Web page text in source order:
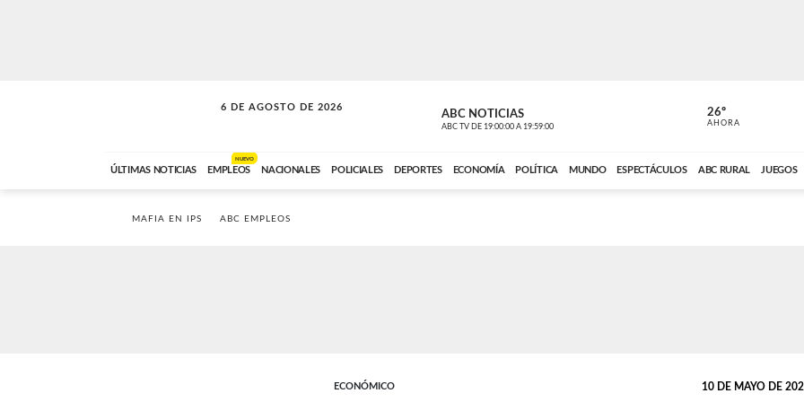
6 DE AGOSTO DE 2026
SOLO MÚSICA ABC NOTICIAS
ABC TV DE 19:00:00 A 19:59:00 ABC CARDINAL
26º
AHORA
ÚLTIMAS NOTICIAS EMPLEOS
NUEVO
NACIONALES POLICIALES DEPORTES ECONOMÍA POLÍTICA MUNDO ESPECTÁCULOS ABC RURAL JUEGOS
MAFIA EN IPS ABC EMPLEOS
ECONÓMICO 10 DE MAYO DE